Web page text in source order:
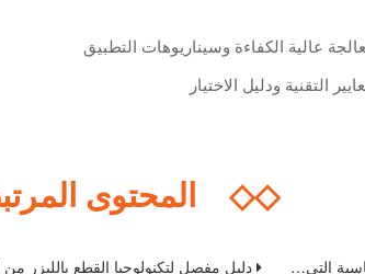
عالية الكفاءة وسيناريوهات التطبيق
التقنية ودليل الاختيار
◇◇ المحتوى
دليل مفصل لتكنولوجيا القطع بالليزر من الفولاذ المقاوم التصنيع